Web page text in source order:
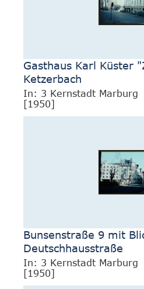
Gasthaus Karl Küster
Ketzerbach
In: 3 Kernstadt Marburg
[1950]
Bunsenstraße 9 mit
Deutschhausstraße
In: 3 Kernstadt Marburg
[1950]